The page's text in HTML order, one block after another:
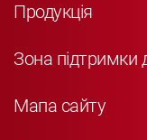
Продукція
Зона підтримки
Мапа сайту